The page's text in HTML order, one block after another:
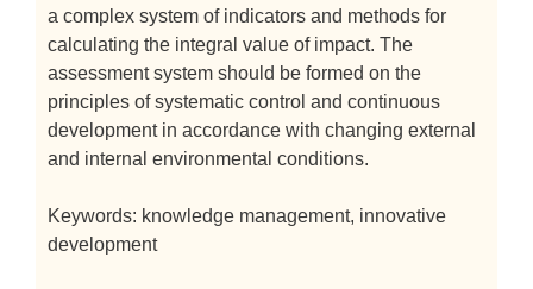
a complex system of indicators and methods for
calculating the integral value of impact. The
assessment system should be formed on the
principles of systematic control and continuous
development in accordance with changing external
and internal environmental conditions.
Keywords: knowledge management, innovative
development